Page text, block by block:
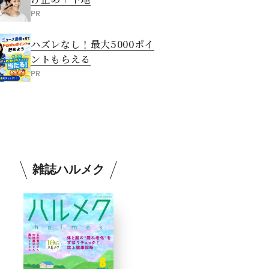
PR
ハズレなし！最大5000ポイ
ントもらえる
PR
雑誌ハルメク